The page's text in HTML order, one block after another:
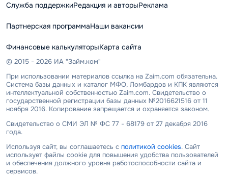
Служба поддержкиРедакция и авторыРеклама
Партнерская программаНаши вакансии
Финансовые калькуляторыКарта сайта
© 2015 - 2026 ИА "Займ.ком"
При использовании материалов ссылка на Zaim.com обязательна.
Система базы данных и каталог МФО, Ломбардов и КПК являются
интеллектуальной собственностью Zaim.com. Свидетельство о
государственной регистрации базы данных №2016621516 от 11
ноября 2016. Копирование запрещается и охраняется законом.
Свидетельство о СМИ ЭЛ № ФС 77 - 68179 от 27 декабря 2016
года.
Используя сайт, вы соглашаетесь с политикой cookies. Сайт
использует файлы cookie для повышения удобства пользователей
и обеспечения должного уровня работоспособности сайта и
сервисов.